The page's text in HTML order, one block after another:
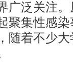
广泛关注
聚集性感
随着不少